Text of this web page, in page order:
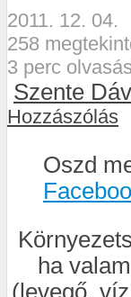
2011. 12. 04.
258
3 perc
Szente
Hozzászólás
Oszd
ha
(levegő,